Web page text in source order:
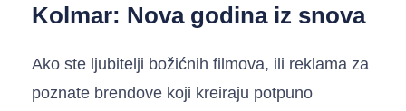
Kolmar: Nova godina iz snova
Ako ste ljubitelji božićnih filmova, ili reklama za
poznate brendove koji kreiraju potpuno